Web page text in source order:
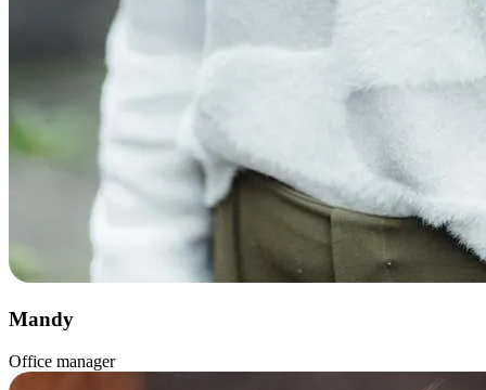
Mandy
Office manager